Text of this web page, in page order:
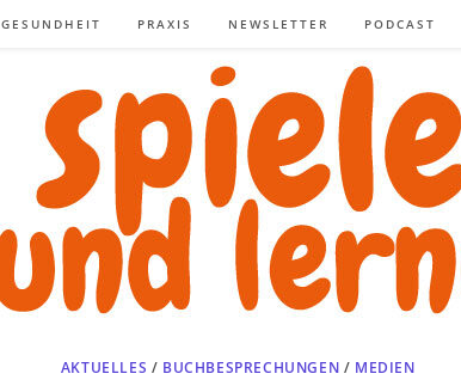
GESUNDHEIT PRAXIS NEWSLETTER PODCAST
AKTUELLES / BUCHBESPRECHUNGEN / MEDIEN